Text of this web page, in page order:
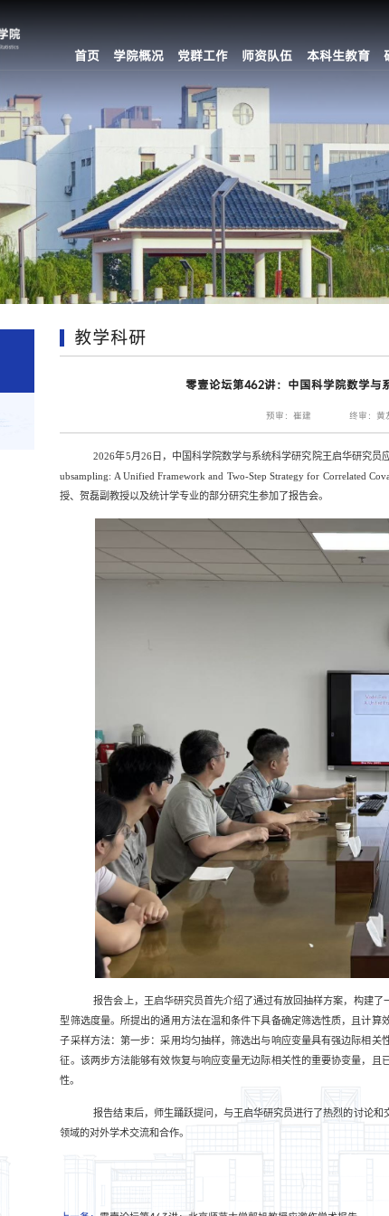
首页 学院概况 党群工作 师资队伍 本科生教育
教学科研
零壹论坛第462讲：中国科学院数学与
预审：崔建 终审：黄
2026年5月26日，中国科学院数学与系统科学研究院王启华研究员
ubsampling: A Unified Framework and Two-Step Strategy for Correlated
授、贺磊副教授以及统计学专业的部分研究生参加了报告会。
报告会上，王启华研究员首先介绍了通过有放回抽样方案，构建
型筛选度量。所提出的通用方法在温和条件下具备确定筛选性质，且计
子采样方法：第一步：采用均匀抽样，筛选出与响应变量具有强边际相
征。该两步方法能够有效恢复与响应变量无边际相关性的重要协变量，
性。
报告结束后，师生踊跃提问，与王启华研究员进行了热烈的讨论
领域的对外学术交流和合作。